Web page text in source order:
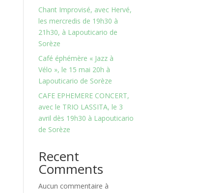
Chant Improvisé, avec Hervé,
les mercredis de 19h30 à
21h30, à Lapouticario de
Sorèze
Café éphémère « Jazz à
Vélo », le 15 mai 20h à
Lapouticario de Sorèze
CAFE EPHEMERE CONCERT,
avec le TRIO LASSITA, le 3
avril dès 19h30 à Lapouticario
de Sorèze
Recent
Comments
Aucun commentaire à